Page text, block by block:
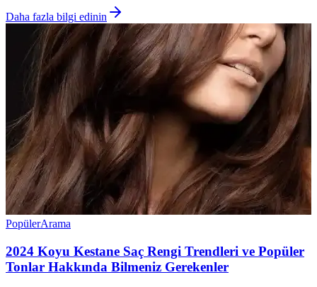
Daha fazla bilgi edinin
PopülerArama
2024 Koyu Kestane Saç Rengi Trendleri ve Popüler
Tonlar Hakkında Bilmeniz Gerekenler